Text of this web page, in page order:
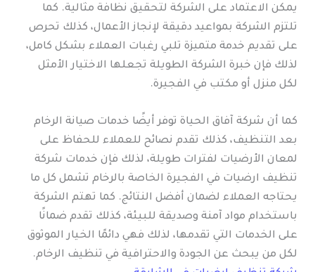
يمكن الاعتماد على الشركة لتحقيق نظافة مثالية. كما
تلتزم الشركة بمواعيد دقيقة لإنجاز الأعمال، كذلك تحرص
على تقديم خدمة متميزة تلبي رغبات العملاء بشكل كامل،
لذلك فإن خبرة الشركة الطويلة تجعلها الاختيار الأمثل
لكل منزل أو مكتب في الفجيرة.
كما أن شركة آفاق الحياة توفر أيضًا خدمات صيانة الرخام
بعد التنظيف، كذلك تقدم نصائح للعملاء للحفاظ على
لمعان الأرضيات لفترات طويلة، لذلك فإن خدمات شركة
تنظيف ارضيات في الفجيرة الخاصة بالرخام تشمل كل ما
يحتاجه العملاء لضمان أفضل النتائج. كما تهتم الشركة
باستخدام مواد آمنة وصديقة للبيئة، كذلك تقدم ضمانًا
على الخدمات التي تقدمها، لذلك فهي دائمًا الخيار الموثوق
لكل من يبحث عن الجودة والاحترافية في تنظيف الرخام.